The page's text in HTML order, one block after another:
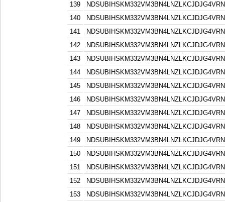
139
140
141
142
143
144
145
146
147
148
149
150
151
152
153